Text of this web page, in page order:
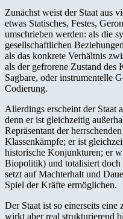
Zunächst weist der Staat aus
etwas Statisches, Festes,
umschrieben werden: als die
gesellschaftlichen
als das konkrete Verhältnis
als der gefrorene Zustand des
Sagbare, oder instrumentelle
Codierung.
Allerdings erscheint der Staat
denn er ist gleichzeitig
Repräsentant der
Klassenkämpfe; er ist
historische Konjunkturen; er
Biopolitik) und totalisiert
setzt auf Machterhalt und
Spiel der Kräfte ermöglichen.
Der Staat ist so einerseits
wirkt aber real strukturierend